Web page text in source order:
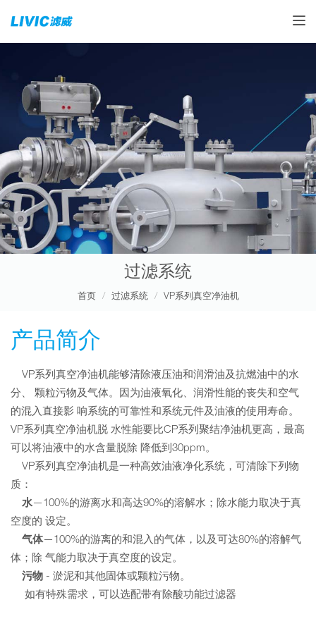
过滤系统
首页 过滤系统 VP系列真空净油机
产品简介
VP系列真空净油机能够清除液压油和润滑油及抗燃油中的水
分、 颗粒污物及气体。因为油液氧化、润滑性能的丧失和空气
的混入直接影 响系统的可靠性和系统元件及油液的使用寿命。
VP系列真空净油机脱 水性能要比CP系列聚结净油机更高，最高
可以将油液中的水含量脱除 降低到30ppm。
VP系列真空净油机是一种高效油液净化系统，可清除下列物
质：
水—100%的游离水和高达90%的溶解水；除水能力取决于真
空度的 设定。
气体—100%的游离的和混入的气体，以及可达80%的溶解气
体；除 气能力取决于真空度的设定。
污物 - 淤泥和其他固体或颗粒污物。
如有特殊需求，可以选配带有除酸功能过滤器